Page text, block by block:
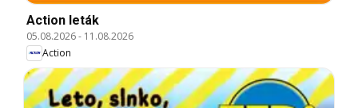
Action leták
05.08.2026- 11.08.2026
Action